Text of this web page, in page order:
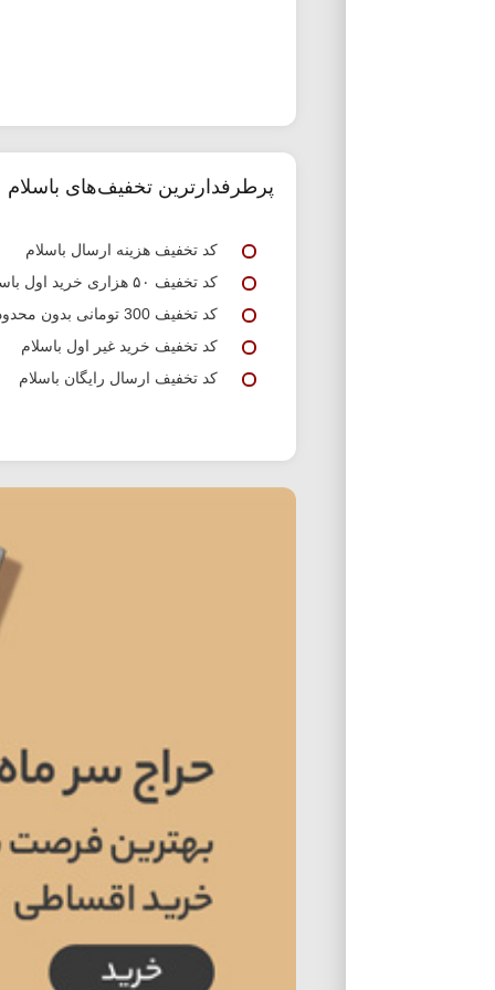
پرطرفدارترین تخفیف‌های باسلام
کد تخفیف هزینه ارسال باسلام
کد تخفیف ۵۰ هزاری خرید اول باسلام
کد تخفیف 300 تومانی بدون محدودیت باسلام
کد تخفیف خرید غیر اول باسلام
کد تخفیف ارسال رایگان باسلام